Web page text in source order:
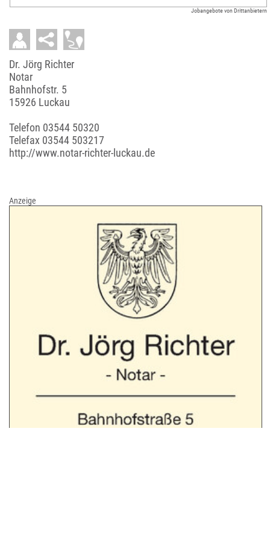
Jobangebote von Drittanbietern
Dr. Jörg Richter
Notar
Bahnhofstr. 5
15926 Luckau
Telefon 03544 50320
Telefax 03544 503217
http://www.notar-richter-luckau.de
Anzeige